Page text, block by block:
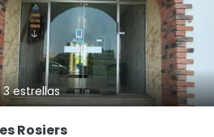
estrellas
Rosiers